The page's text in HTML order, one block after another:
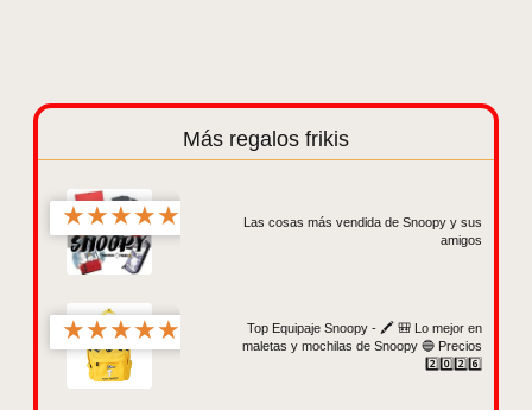
Más regalos frikis
★★★★★
Las cosas más vendida de Snoopy y sus
amigos
★★★★★
Top Equipaje Snoopy - 🖍️ 🎒 Lo mejor en
maletas y mochilas de Snoopy 🔵 Precios
2️⃣0️⃣2️⃣6️⃣